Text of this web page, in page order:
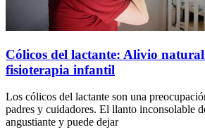
Cólicos del lactante: Alivio
fisioterapia infantil
Los cólicos del lactante son una
padres y cuidadores. El llanto inconsolable
angustiante y puede dejar